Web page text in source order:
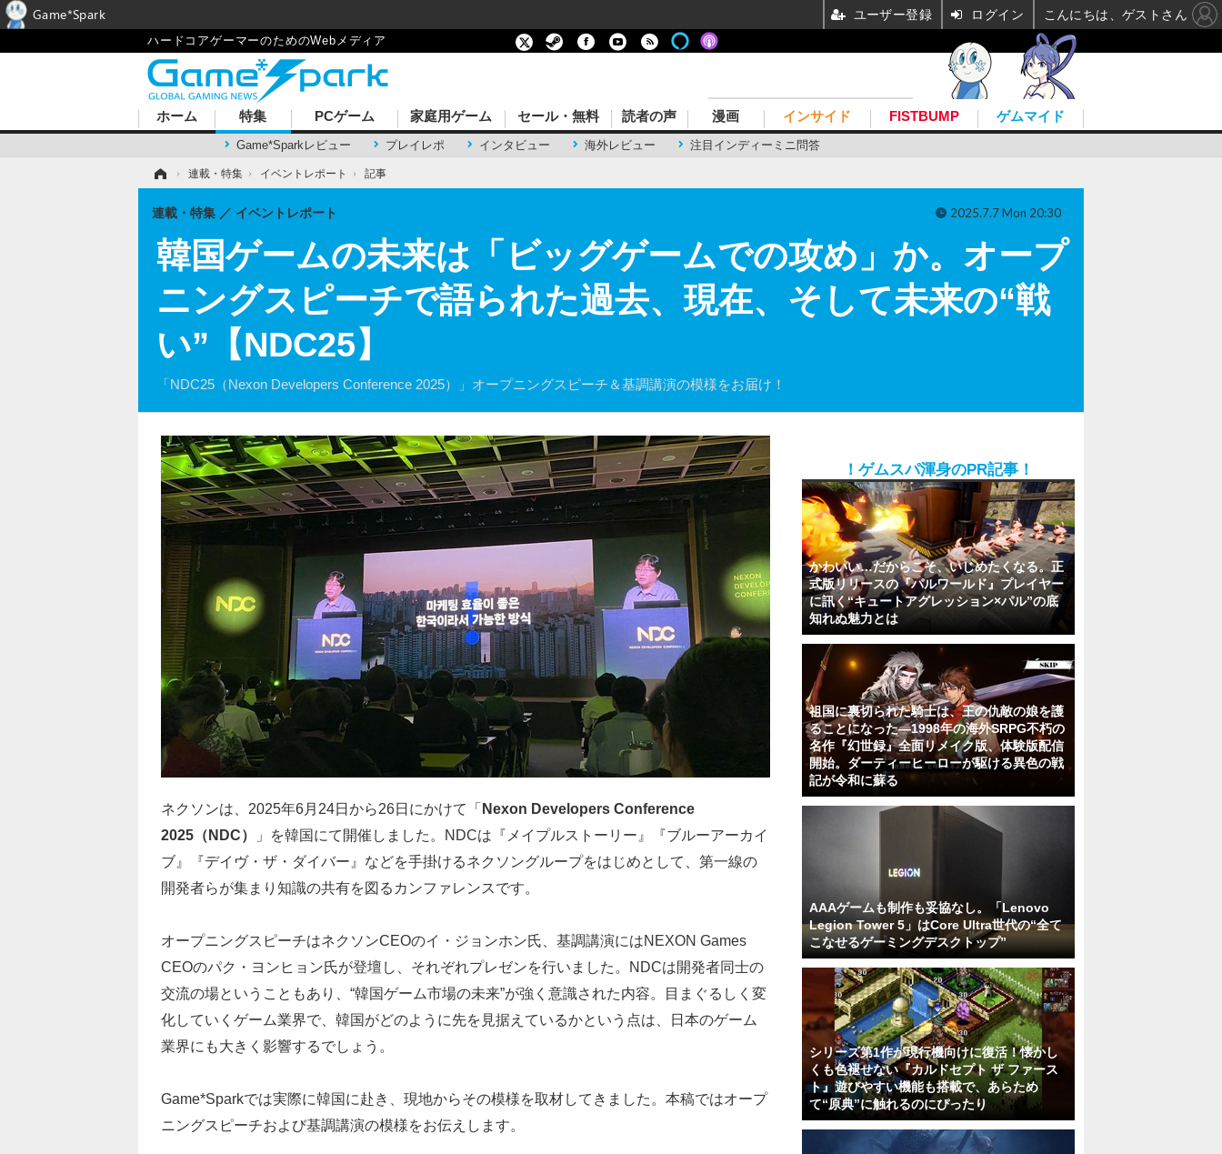
ハードコアゲーマーのためのWebメディア
ホーム 特集
Game*Sparkレビュー プレイレポ インタビュー 海外レビュー 注目インディーミニ問答
PCゲーム 家庭用ゲーム セール・無料 読者の声 漫画 インサイド FISTBUMP ゲムマイド
› 連載・特集 › イベントレポート › 記事
韓国ゲームの未来は「ビッグゲームでの攻め」か。オープ
ニングスピーチで語られた過去、現在、そして未来の“戦
い”【NDC25】
「NDC25（Nexon Developers Conference 2025）」オープニングスピーチ＆基調講演の模様をお届け！
連載・特集 イベントレポート 2025.7.7 Mon 20:30
ネクソンは、2025年6月24日から26日にかけて「Nexon Developers Conference
2025（NDC）
」を韓国にて開催しました。NDCは『メイプルストーリー』『ブルーアーカイ
ブ』『デイヴ・ザ・ダイバー』などを手掛けるネクソングループをはじめとして、第一線の
開発者らが集まり知識の共有を図るカンファレンスです。
オープニングスピーチはネクソンCEOのイ・ジョンホン氏、基調講演にはNEXON Games
CEOのパク・ヨンヒョン氏が登壇し、それぞれプレゼンを行いました。NDCは開発者同士の
交流の場ということもあり、“韓国ゲーム市場の未来”が強く意識された内容。目まぐるしく変
化していくゲーム業界で、韓国がどのように先を見据えているかという点は、日本のゲーム
業界にも大きく影響するでしょう。
Game*Sparkでは実際に韓国に赴き、現地からその模様を取材してきました。本稿ではオープ
ニングスピーチおよび基調講演の模様をお伝えします。
！ゲムスパ渾身のPR記事！
かわいい…だからこそ、いじめたくなる。正
式版リリースの『パルワールド』プレイヤー
に訊く“キュートアグレッション×パル”の底
知れぬ魅力とは
祖国に裏切られた騎士は、王の仇敵の娘を護
ることになった―1998年の海外SRPG不朽の
名作『幻世録』全面リメイク版、体験版配信
開始。ダーティーヒーローが駆ける異色の戦
記が令和に蘇る
AAAゲームも制作も妥協なし。「Lenovo
Legion Tower 5」はCore Ultra世代の“全て
こなせるゲーミングデスクトップ”
シリーズ第1作が現行機向けに復活！懐かし
くも色褪せない『カルドセプト ザ ファース
ト』遊びやすい機能も搭載で、あらため
て“原典”に触れるのにぴったり
Game*Spark ユーザー登録 ログイン こんにちは、ゲストさん